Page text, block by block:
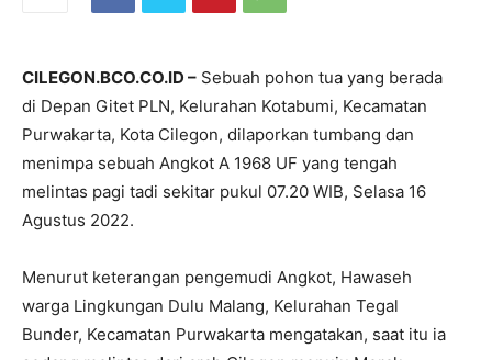
CILEGON.BCO.CO.ID – Sebuah pohon tua yang berada
di Depan Gitet PLN, Kelurahan Kotabumi, Kecamatan
Purwakarta, Kota Cilegon, dilaporkan tumbang dan
menimpa sebuah Angkot A 1968 UF yang tengah
melintas pagi tadi sekitar pukul 07.20 WIB, Selasa 16
Agustus 2022.
Menurut keterangan pengemudi Angkot, Hawaseh
warga Lingkungan Dulu Malang, Kelurahan Tegal
Bunder, Kecamatan Purwakarta mengatakan, saat itu ia